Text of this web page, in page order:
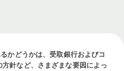
かどうかは、受取銀行およびコ
針など、さまざまな要因によっ